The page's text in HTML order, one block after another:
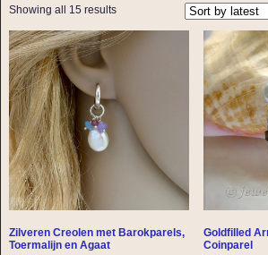
Showing all 15 results
Zilveren Creolen met Barokparels,
Toermalijn en Agaat
Goldfilled
Coinparel